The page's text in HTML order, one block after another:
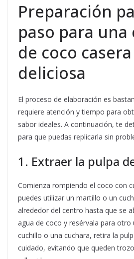
Preparación
paso para una
de coco
deliciosa
El proceso de elaboración es
requiere atención y tiempo para
sabor ideales. A continuación, te
para que puedas replicarla sin
1. Extraer la pulpa
Comienza rompiendo el coco con
puedes utilizar un martillo o un
alrededor del centro hasta que se
agua de coco y resérvala para otro
cuchillo o una cuchara, retira la
cuidado, evitando que queden